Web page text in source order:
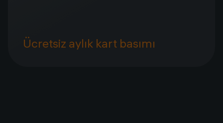
Ücretsiz aylık kart basımı